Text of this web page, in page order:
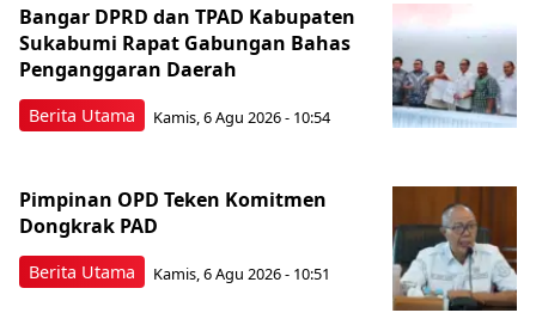
Berita Utama
Bangar DPRD dan TPAD Kabupaten
Sukabumi Rapat Gabungan Bahas
Penganggaran Daerah
Kamis, 6 Agu 2026 - 10:54
Berita Utama
Pimpinan OPD Teken Komitmen
Dongkrak PAD
Kamis, 6 Agu 2026 - 10:51